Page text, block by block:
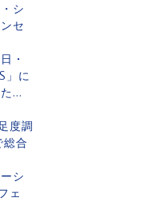
シ
セ
・
」に
...
度調
合
シ
ェ